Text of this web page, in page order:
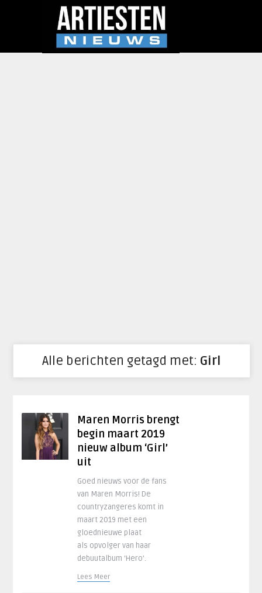
Alle berichten getagd met: Girl
Maren Morris brengt
begin maart 2019
nieuw album ‘Girl’
uit
Goed nieuws voor de fans
van Maren Morris! De
countryzangeres komt in
maart 2019 met een
gloednieuwe plaat
als opvolger van haar
debuutalbum ‘Hero’.
Lees Meer